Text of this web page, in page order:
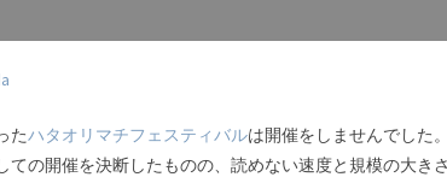
たハタオリマチフェスティバルは開催をしませんでした
ての開催を決断したものの、読めない速度と規模の大き